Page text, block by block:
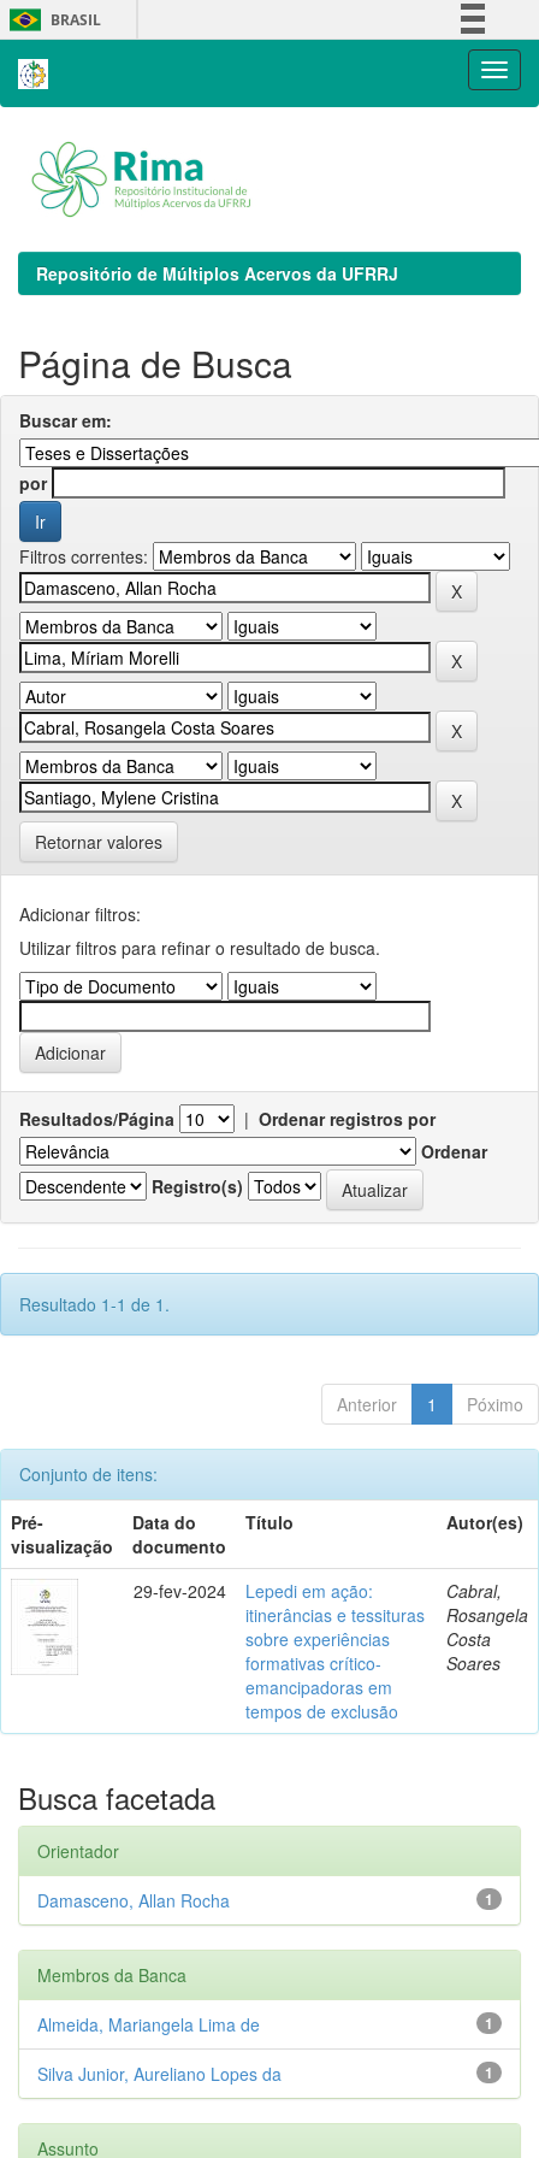
Skip
navigation
BRASIL
Repositório de Múltiplos Acervos da UFRRJ
Página de Busca
Buscar em:
por
Filtros correntes:
Retornar valores
Adicionar filtros:
Utilizar filtros para refinar o resultado de busca.
Resultados/Página | Ordenar registros por
Ordenar
Registro(s)
Resultado 1-1 de 1.
Anterior 1 Póximo
Conjunto de itens:
Pré-
visualização
Data do
documento
Título Autor(es)
29-fev-2024
Lepedi em ação:
itinerâncias e tessituras
sobre experiências
formativas crítico-
emancipadoras em
tempos de exclusão
Cabral,
Rosangela
Costa
Soares
Busca facetada
Orientador
1
Damasceno, Allan Rocha
Membros da Banca
1
Almeida, Mariangela Lima de
1
Silva Junior, Aureliano Lopes da
Assunto